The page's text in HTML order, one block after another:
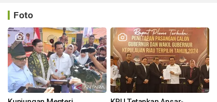
Foto